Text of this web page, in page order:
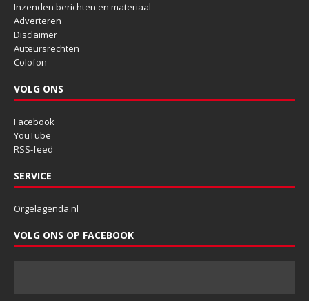
Inzenden berichten en materiaal
Adverteren
Disclaimer
Auteursrechten
Colofon
VOLG ONS
Facebook
YouTube
RSS-feed
SERVICE
Orgelagenda.nl
VOLG ONS OP FACEBOOK